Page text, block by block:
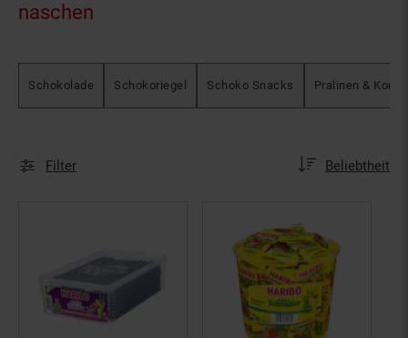
naschen
Schokolade Schokoriegel Schoko Snacks Pralinen &
Filter Sortierung:
Beliebtheit